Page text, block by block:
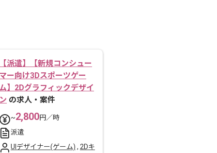
派遣】【新規コンシュー
ー向け3Dスポーツゲー
】2Dグラフィックデザイ
の求人・案件
~2,800円／時
派遣
UIデザイナー(ゲーム) , 2Dキ